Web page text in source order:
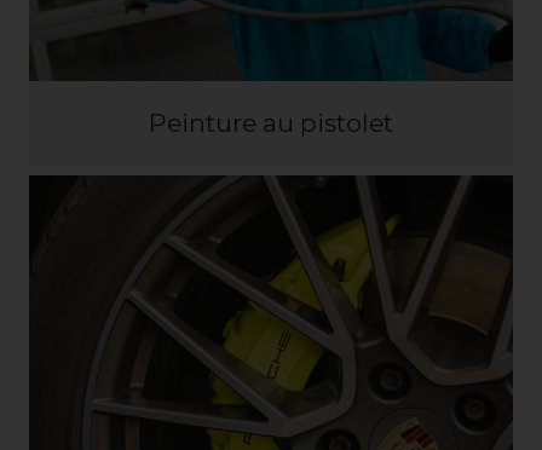
Peinture au pistolet